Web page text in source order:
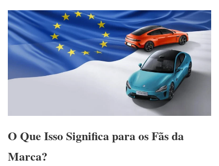
O Que Isso Significa para os Fãs da
Marca?